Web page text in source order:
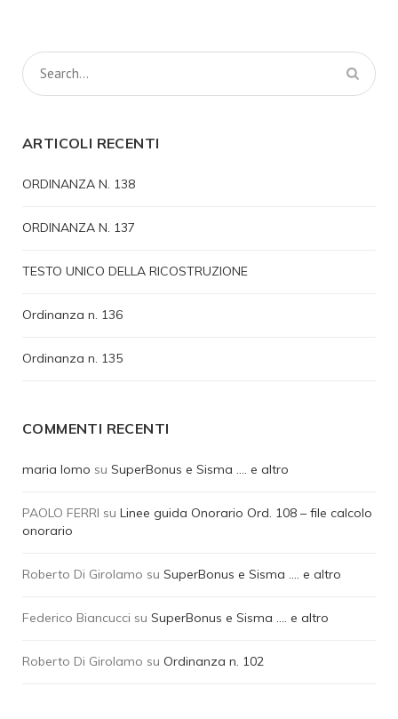
ARTICOLI RECENTI
ORDINANZA N. 138
ORDINANZA N. 137
TESTO UNICO DELLA RICOSTRUZIONE
Ordinanza n. 136
Ordinanza n. 135
COMMENTI RECENTI
maria lomo su SuperBonus e Sisma …. e altro
PAOLO FERRI su Linee guida Onorario Ord. 108 – file calcolo
onorario
Roberto Di Girolamo su SuperBonus e Sisma …. e altro
Federico Biancucci su SuperBonus e Sisma …. e altro
Roberto Di Girolamo su Ordinanza n. 102